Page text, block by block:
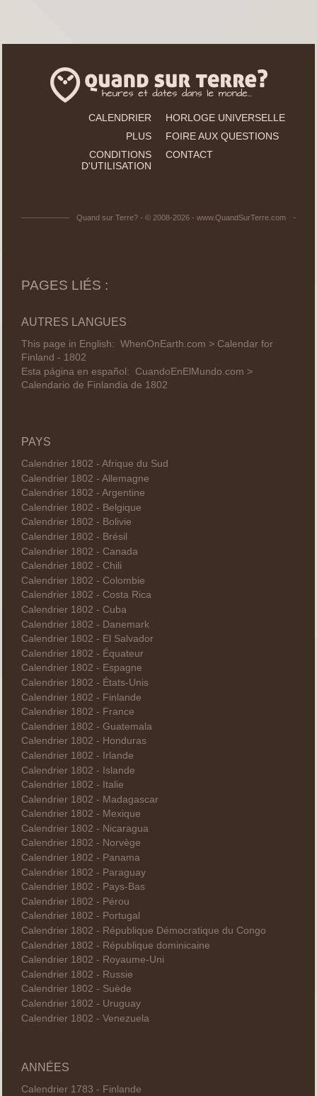
CALENDRIER
HORLOGE UNIVERSELLE
PLUS
FOIRE AUX QUESTIONS
CONDITIONS
D'UTILISATION
CONTACT
Quand sur Terre? - © 2008-2026 - www.QuandSurTerre.com
PAGES LIÉS :
AUTRES LANGUES
This page in English: WhenOnEarth.com > Calendar for
Finland - 1802
Esta página en español: CuandoEnElMundo.com >
Calendario de Finlandia de 1802
PAYS
Calendrier 1802 - Afrique du Sud
Calendrier 1802 - Allemagne
Calendrier 1802 - Argentine
Calendrier 1802 - Belgique
Calendrier 1802 - Bolivie
Calendrier 1802 - Brésil
Calendrier 1802 - Canada
Calendrier 1802 - Chili
Calendrier 1802 - Colombie
Calendrier 1802 - Costa Rica
Calendrier 1802 - Cuba
Calendrier 1802 - Danemark
Calendrier 1802 - El Salvador
Calendrier 1802 - Équateur
Calendrier 1802 - Espagne
Calendrier 1802 - États-Unis
Calendrier 1802 - Finlande
Calendrier 1802 - France
Calendrier 1802 - Guatemala
Calendrier 1802 - Honduras
Calendrier 1802 - Irlande
Calendrier 1802 - Islande
Calendrier 1802 - Italie
Calendrier 1802 - Madagascar
Calendrier 1802 - Mexique
Calendrier 1802 - Nicaragua
Calendrier 1802 - Norvège
Calendrier 1802 - Panama
Calendrier 1802 - Paraguay
Calendrier 1802 - Pays-Bas
Calendrier 1802 - Pérou
Calendrier 1802 - Portugal
Calendrier 1802 - République Démocratique du Congo
Calendrier 1802 - République dominicaine
Calendrier 1802 - Royaume-Uni
Calendrier 1802 - Russie
Calendrier 1802 - Suède
Calendrier 1802 - Uruguay
Calendrier 1802 - Venezuela
ANNÉES
Calendrier 1783 - Finlande